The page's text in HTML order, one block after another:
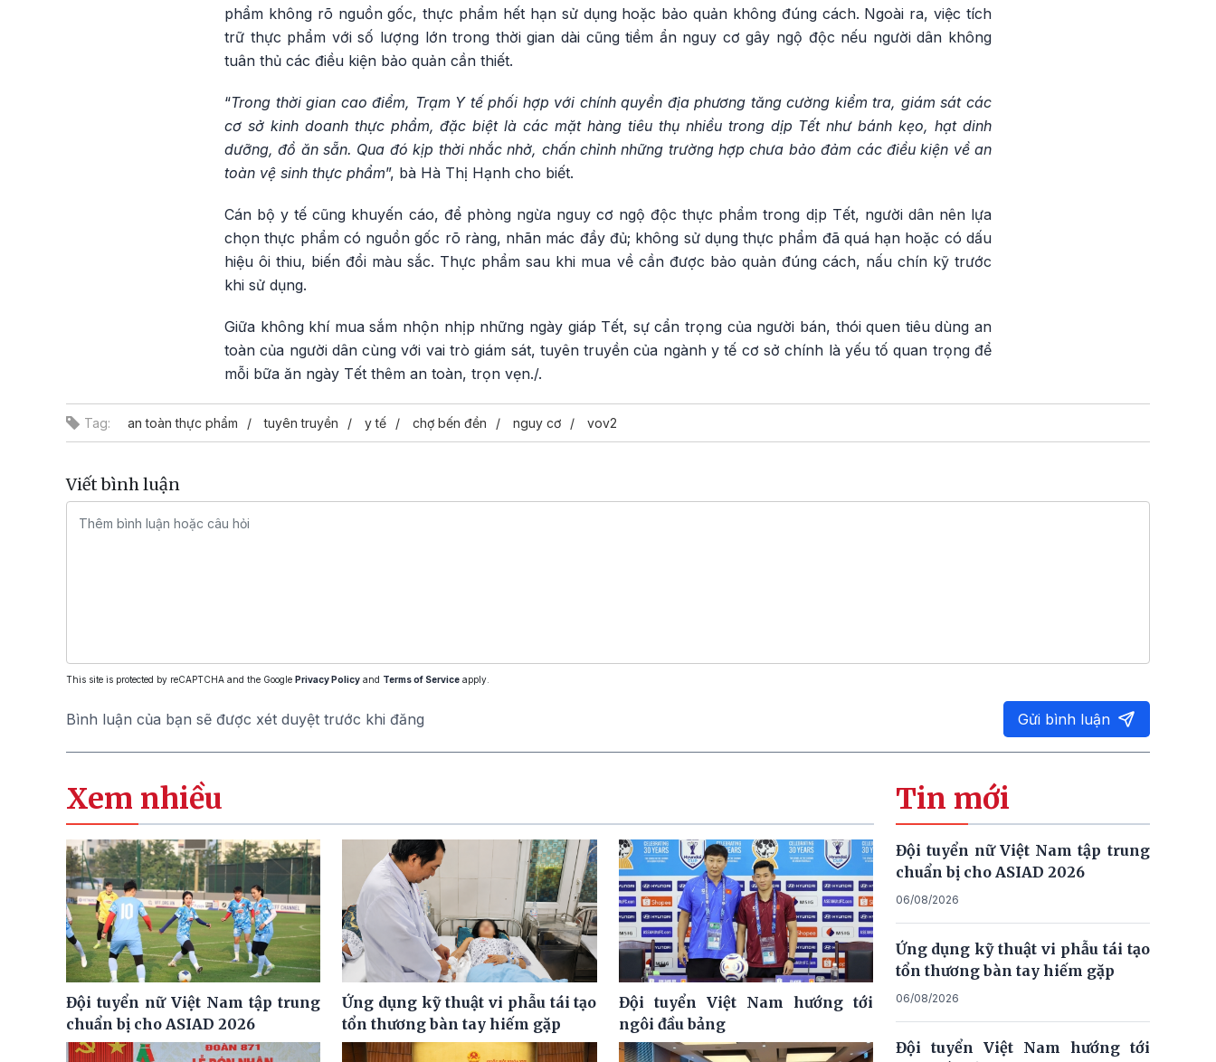
phẩm không rõ nguồn gốc, thực phẩm hết hạn sử dụng hoặc bảo quản không đúng cách. Ngoài ra, việc tích
trữ thực phẩm với số lượng lớn trong thời gian dài cũng tiềm ẩn nguy cơ gây ngộ độc nếu người dân không
tuân thủ các điều kiện bảo quản cần thiết.
“Trong thời gian cao điểm, Trạm Y tế phối hợp với chính quyền địa phương tăng cường kiểm tra, giám sát các
cơ sở kinh doanh thực phẩm, đặc biệt là các mặt hàng tiêu thụ nhiều trong dịp Tết như bánh kẹo, hạt dinh
dưỡng, đồ ăn sẵn. Qua đó kịp thời nhắc nhở, chấn chỉnh những trường hợp chưa bảo đảm các điều kiện về an
toàn vệ sinh thực phẩm”, bà Hà Thị Hạnh cho biết.
Cán bộ y tế cũng khuyến cáo, để phòng ngừa nguy cơ ngộ độc thực phẩm trong dịp Tết, người dân nên lựa
chọn thực phẩm có nguồn gốc rõ ràng, nhãn mác đầy đủ; không sử dụng thực phẩm đã quá hạn hoặc có dấu
hiệu ôi thiu, biến đổi màu sắc. Thực phẩm sau khi mua về cần được bảo quản đúng cách, nấu chín kỹ trước
khi sử dụng.
Giữa không khí mua sắm nhộn nhịp những ngày giáp Tết, sự cẩn trọng của người bán, thói quen tiêu dùng an
toàn của người dân cùng với vai trò giám sát, tuyên truyền của ngành y tế cơ sở chính là yếu tố quan trọng để
mỗi bữa ăn ngày Tết thêm an toàn, trọn vẹn./.
Tag: an toàn thực phẩm tuyên truyền y tế chợ bến đền nguy cơ vov2
Viết bình luận
This site is protected by reCAPTCHA and the Google Privacy Policy and Terms of Service apply.
Bình luận của bạn sẽ được xét duyệt trước khi đăng Gửi bình luận
Xem nhiều
Đội tuyển nữ Việt Nam tập trung
chuẩn bị cho ASIAD 2026
Ứng dụng kỹ thuật vi phẫu tái tạo
tổn thương bàn tay hiếm gặp
Đội tuyển Việt Nam hướng tới
ngôi đầu bảng
Tin mới
Đội tuyển nữ Việt Nam tập trung
chuẩn bị cho ASIAD 2026
06/08/2026
Ứng dụng kỹ thuật vi phẫu tái tạo
tổn thương bàn tay hiếm gặp
06/08/2026
Đội tuyển Việt Nam hướng tới